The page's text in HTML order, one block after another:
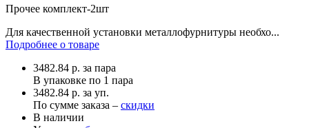
Прочее комплект-2шт
Для качественной установки металлофурнитуры необхо...
Подробнее о товаре
3482.84 р. за пара
В упаковке по 1 пара
3482.84 р. за уп.
По сумме заказа – скидки
В наличии